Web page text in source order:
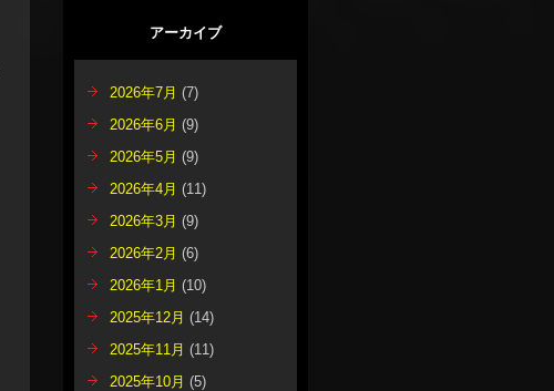
アーカイブ
2026年7月 (7)
2026年6月 (9)
2026年5月 (9)
2026年4月 (11)
2026年3月 (9)
2026年2月 (6)
2026年1月 (10)
2025年12月 (14)
2025年11月 (11)
2025年10月 (5)